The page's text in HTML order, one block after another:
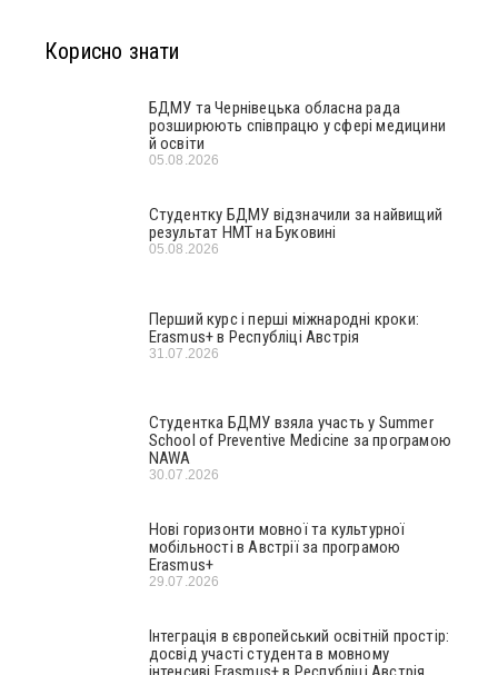
Корисно знати
БДМУ та Чернівецька обласна рада
розширюють співпрацю у сфері медицини
й освіти
05.08.2026
Студентку БДМУ відзначили за найвищий
результат НМТ на Буковині
05.08.2026
Перший курс і перші міжнародні кроки:
Erasmus+ в Республіці Австрія
31.07.2026
Студентка БДМУ взяла участь у Summer
School of Preventive Medicine за програмою
NAWA
30.07.2026
Нові горизонти мовної та культурної
мобільності в Австрії за програмою
Erasmus+
29.07.2026
Інтеграція в європейський освітній простір:
досвід участі студента в мовному